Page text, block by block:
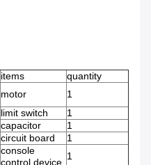
items
quantity
motor
1
limit switch
1
capacitor
1
circuit board
1
console
control device
1